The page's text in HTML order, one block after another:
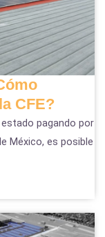
CFE?
pagando por
México, es posible